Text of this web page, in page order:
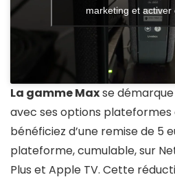
marketing et activer
La gamme Maxse
avec ses options plateformes
bénéficiez d’une remise de 5
plateforme, cumulable, sur
Plus et Apple TV. Cette